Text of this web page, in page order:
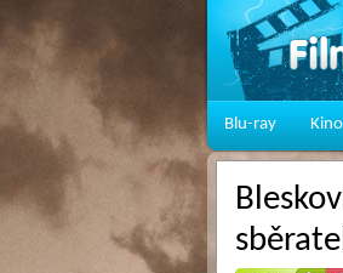
Blu-ray Kino